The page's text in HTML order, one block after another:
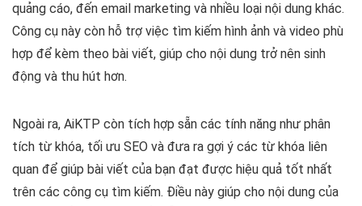
quảng cáo, đến email marketing và nhiều loại nội dung khác.
Công cụ này còn hỗ trợ việc tìm kiếm hình ảnh và video phù
hợp để kèm theo bài viết, giúp cho nội dung trở nên sinh
động và thu hút hơn.
Ngoài ra, AiKTP còn tích hợp sẵn các tính năng như phân
tích từ khóa, tối ưu SEO và đưa ra gợi ý các từ khóa liên
quan để giúp bài viết của bạn đạt được hiệu quả tốt nhất
trên các công cụ tìm kiếm. Điều này giúp cho nội dung của